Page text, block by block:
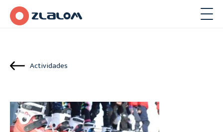
Actividades